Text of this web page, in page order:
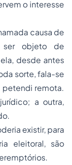
o interesse
causa de
ser objeto de
desde antes
sorte, fala-se
petendi remota.
a outra,
existir, para
eleitoral, são